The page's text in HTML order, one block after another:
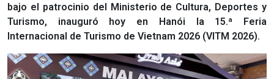
bajo el patrocinio del Ministerio de Cultura, Deportes y
Turismo, inauguró hoy en Hanói la 15.ª Feria
Internacional de Turismo de Vietnam 2026 (VITM 2026).